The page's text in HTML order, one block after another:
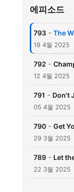
에피소드
793 - The
19 4월 2025
792 -
12 4월 2025
791 - Don't
05 4월 2025
790 - Get
29 3월 2025
789 - Let
22 3월 2025